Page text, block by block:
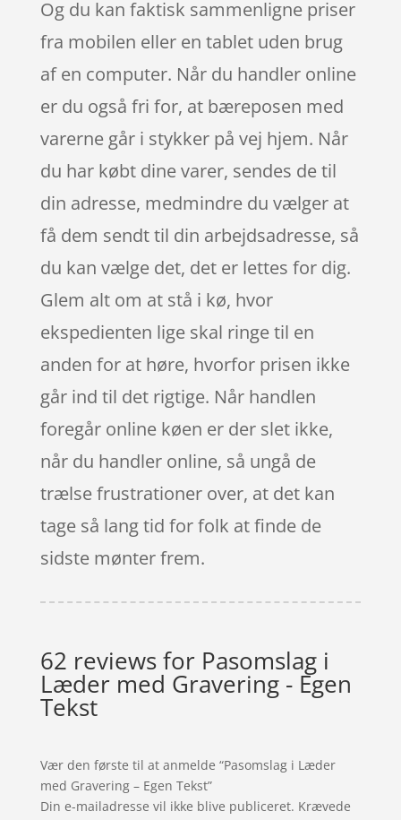
Og du kan faktisk sammenligne priser
fra mobilen eller en tablet uden brug
af en computer. Når du handler online
er du også fri for, at bæreposen med
varerne går i stykker på vej hjem. Når
du har købt dine varer, sendes de til
din adresse, medmindre du vælger at
få dem sendt til din arbejdsadresse, så
du kan vælge det, det er lettes for dig.
Glem alt om at stå i kø, hvor
ekspedienten lige skal ringe til en
anden for at høre, hvorfor prisen ikke
går ind til det rigtige. Når handlen
foregår online køen er der slet ikke,
når du handler online, så ungå de
trælse frustrationer over, at det kan
tage så lang tid for folk at finde de
sidste mønter frem.
62 reviews for Pasomslag i
Læder med Gravering - Egen
Tekst
Vær den første til at anmelde “Pasomslag i Læder
med Gravering – Egen Tekst”
Din e-mailadresse vil ikke blive publiceret. Krævede